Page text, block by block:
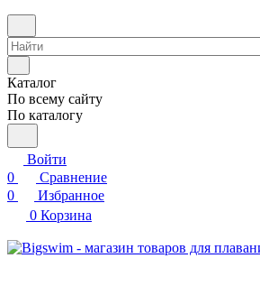
Каталог
По всему сайту
По каталогу
Войти
0
Сравнение
0
Избранное
0 Корзина